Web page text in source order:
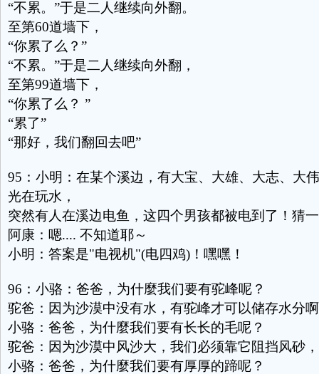
“不累。”于是二人继续向外翻。
至第60道墙下，
“你累了么？”
“不累。”于是二人继续向外翻，
至第99道墙下，
“你累了么？ ”
“累了”
“那好，我们翻回去吧”
95：小明：在某个溪边，有大宝、大雄、大志、大
光在玩水，
突然有人在溪边电鱼，这四个男孩都被电到了！猜
阿康：嗯.... 不知道耶～
小明：答案是"电视机"(电四鸡)！嘿嘿！
96：小骆：爸爸，为什麼我们要有驼峰呢？
驼爸：因为沙漠中没有水，有驼峰才可以储存水分
小骆：爸爸，为什麼我们要有长长的毛呢？
驼爸：因为沙漠中风沙大，我们必须靠它阻挡风砂
小骆：爸爸，为什麼我们要有厚厚的蹄呢？